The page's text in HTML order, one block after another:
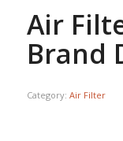
Air
Brand
Category: Air Filter